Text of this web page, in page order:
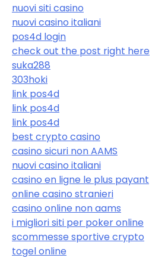
nuovi siti casino
nuovi casino italiani
pos4d login
check out the post right here
suka288
303hoki
link pos4d
link pos4d
link pos4d
best crypto casino
casino sicuri non AAMS
nuovi casino italiani
casino en ligne le plus payant
online casino stranieri
casino online non aams
i migliori siti per poker online
scommesse sportive crypto
togel online